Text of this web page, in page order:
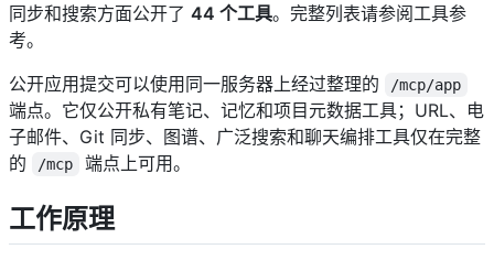
同步和搜索方面公开了 44 个工具。完整列表请参阅工具参
考。
公开应用提交可以使用同一服务器上经过整理的
/mcp/app
端点。它仅公开私有笔记、记忆和项目元数据工具；URL、电
子邮件、Git 同步、图谱、广泛搜索和聊天编排工具仅在完整
的
/mcp 端点上可用。
工作原理 ​